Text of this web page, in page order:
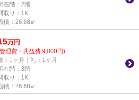
在階：2階
取り：1K
積：26.68㎡
万円
理費・共益費 9,000円)
：1ヶ月｜礼：1ヶ月
在階：3階
取り：1K
積：26.68㎡